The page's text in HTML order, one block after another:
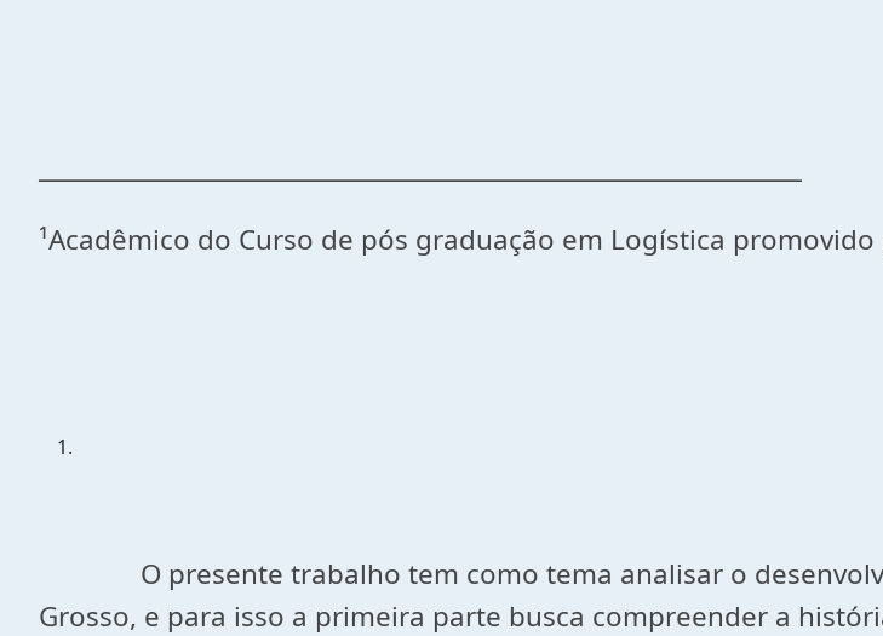
¹Acadêmico do Curso de pós graduação em Logística
O presente trabalho tem como tema analisar o
Grosso, e para isso a primeira parte busca compreender a